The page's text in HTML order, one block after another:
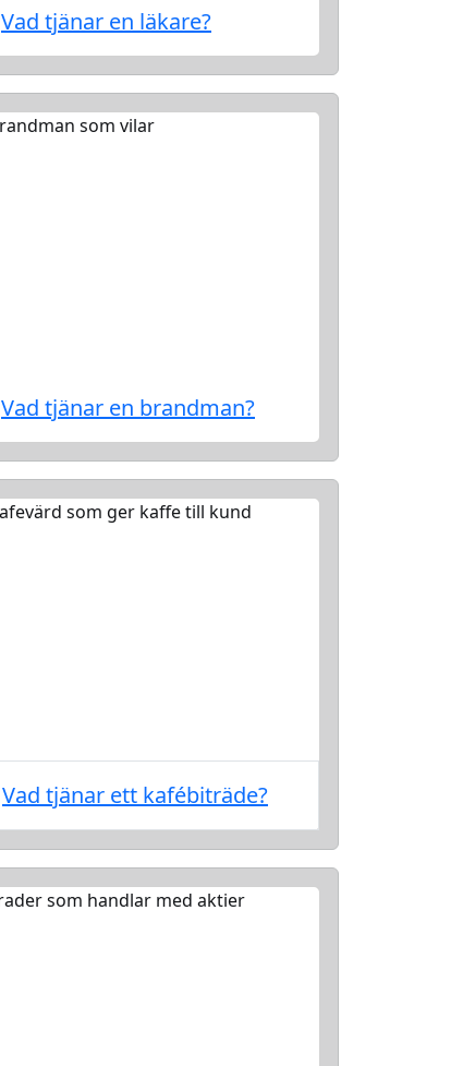
Vad tjänar en läkare?
Vad tjänar en brandman?
Vad tjänar ett kafébiträde?